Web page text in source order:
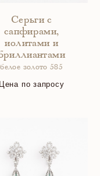
Серьги с
сапфирами,
иолитами и
белое золото 585
Цена по запросу